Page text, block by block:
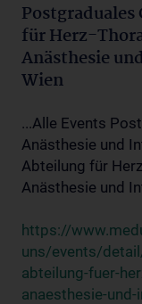
für Herz-
Anästhesie
Wien
...Alle Events
Anästhesie und
Abteilung für
Anästhesie und
https://
uns/events/
abteilung-fuer-
anaesthesie-